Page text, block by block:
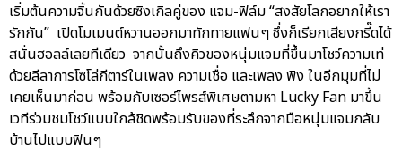
เริ่มต้นความจิ้นกันด้วยซิงเกิลคู่ของ แจม-ฟิล์ม “สงสัยโลกอยากให้เรา
รักกัน” เปิดโมเมนต์หวานออกมาทักทายแฟนๆ ซึ่งก็เรียกเสียงกรี๊ดได้
สนั่นฮอลล์เลยทีเดียว จากนั้นถึงคิวของหนุ่มแจมที่ขึ้นมาโชว์ความเท่
ด้วยลีลาการโซโล่กีตาร์ในเพลง ความเชื่อ และเพลง พิง ในอีกมุมที่ไม่
เคยเห็นมาก่อน พร้อมกับเซอร์ไพรส์พิเศษตามหา Lucky Fan มาขึ้น
เวทีร่วมชมโชว์แบบใกล้ชิดพร้อมรับของที่ระลึกจากมือหนุ่มแจมกลับ
บ้านไปแบบฟินๆ